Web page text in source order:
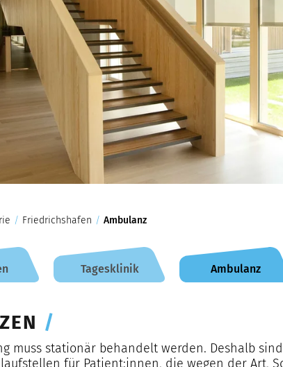
/ Friedrichshafen / Ambulanz
Tagesklinik Ambulanz
/
muss stationär behandelt werden. Deshalb
für Patient:innen, die wegen der Art,